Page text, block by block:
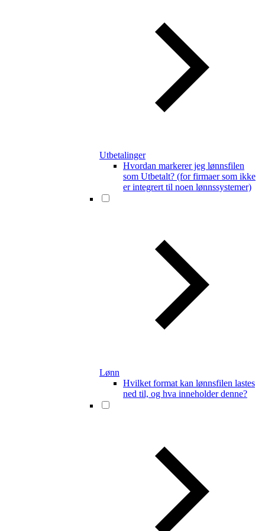
Utbetalinger
Hvordan markerer jeg lønnsfilen
som Utbetalt? (for firmaer som ikke
er integrert til noen lønnssystemer)
Lønn
Hvilket format kan lønnsfilen lastes
ned til, og hva inneholder denne?